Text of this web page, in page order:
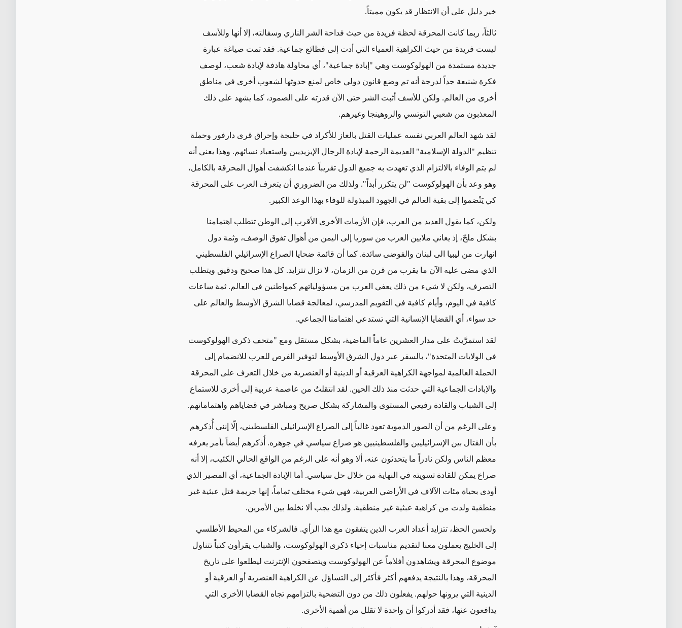
خير دليل على أن الانتظار قد يكون مميتاً.
ثالثاً، ربما كانت المحرقة لحظة فريدة من حيث فداحة الشر النازي وسفالته، إلا أنها وللأسف
ليست فريدة من حيث الكراهية العمياء التي أدت إلى فظائع جماعية. فقد تمت صياغة عبارة
جديدة مستمدة من الهولوكوست وهي "إبادة جماعية"، أي محاولة هادفة لإبادة شعب، لوصف
فكرة شنيعة جداً لدرجة أنه تم وضع قانون دولي خاص لمنع حدوثها لشعوب أخرى في مناطق
أخرى من العالم. ولكن للأسف أثبت الشر حتى الآن قدرته على الصمود،كما يشهد على ذلك
المعذبون من شعبي التوتسي والروهينجا وغيرهم.
لقد شهد العالم العربي نفسه عمليات القتل بالغاز للأكراد في حلبجة وإحراق قرى دارفور وحملة
تنظيم "الدولة الإسلامية" العديمة الرحمة لإبادة الرجال الإيزيديين واستعباد نسائهم. وهذا يعني أنه
لم يتم الوفاء بالالتزام الذي تعهدت به جميع الدول تقريباً عندما انكشفت أهوال المحرقة بالكامل،
وهو وعد بأن الهولوكوست "لن يتكرر أبداً". ولذلك من الضروري أن يتعرف العرب على المحرقة
كي يَنْضموا إلى بقية العالم في الجهود المبذولة للوفاء بهذا الوعد الكبير.
ولكن،كما يقول العديد من العرب، فإن الأزمات الأخرى الأقرب إلى الوطن تتطلب اهتمامنا
بشكل ملحّ، إذ يعاني ملايين العرب من سوريا إلى اليمن من أهوال تفوق الوصف، وثمة دول
انهارت من ليبيا الى لبنان والفوضى سائدة. كما أن قائمة ضحايا الصراع الإسرائيلي الفلسطيني
الذي مضى عليه الآن ما يقرب من قرن من الزمان، لا تزال تتزايد. كل هذا صحيح ودقيق ويتطلب
التصرف، ولكن لا شيء من ذلك يعفي العرب من مسؤولياتهم كمواطنين في العالم. ثمة ساعات
كافية في اليوم، وأيام كافية في التقويم المدرسي، لمعالجة قضايا الشرق الأوسط والعالم على
حد سواء، أي القضايا الإنسانية التي تستدعي اهتمامنا الجماعي.
لقد استمرَّيتُ على مدار العشرين عاماً الماضية، بشكل مستقل ومع "متحفذكرى الهولوكوست
في الولايات المتحدة"، بالسفر عبردول الشرق الأوسط لتوفير الفرص للعرب للانضمام إلى
الحملة العالمية لمواجهة الكراهية العرقية أو الدينية أو العنصرية من خلال التعرف على المحرقة
والإبادات الجماعية التي حدثت منذ ذلك الحين. لقد انتقلتُ من عاصمة عربية إلى أخرى للاستماع
إلى الشباب والقادة رفيعي المستوى والمشاركة بشكل صريح ومباشر في قضاياهم واهتماماتهم.
وعلى الرغم من أن الصور الدموية تعود غالباً إلى الصراع الإسرائيلي الفلسطيني، إلّا إنني أُذكرهم
بأن القتال بين الإسرائيليين والفلسطينيين هو صراع سياسي في جوهره. أُذكرهم أيضاً بأمر يعرفه
معظم الناس ولكن نادراً ما يتحدثون عنه، ألا وهو أنه على الرغم من الواقع الحالي الكئيب، إلا أنه
صراع يمكن للقادة تسويته في النهاية من خلال حل سياسي. أما الإبادة الجماعية، أي المصير الذي
أودى بحياة مئات الآلاف في الأراضي العربية، فهي شيء مختلف تماماً، إنها جريمة قتل عبثية غير
منطقية ولدت من كراهية عبثية غير منطقية. ولذلك يجب ألا نخلط بين الأمرين.
ولحسن الحظ، تتزايد أعداد العرب الذين يتفقون مع هذا الرأي. فالشركاء من المحيط الأطلسي
إلى الخليج يعملون معنا لتقديم مناسبات إحياء ذكرى الهولوكوست، والشباب يقرأون كتباً تتناول
موضوع المحرقة ويشاهدون أفلاماً عن الهولوكوست ويتصفحون الإنترنت ليطلعوا على تاريخ
المحرقة، وهذا بالنتيجة يدفعهم أكثر فأكثر إلى التساؤل عن الكراهية العنصرية أو العرقية أو
الدينية التي يرونها حولهم. يفعلون ذلك من دون التضحية بالتزامهم تجاه القضايا الأخرى التي
يدافعون عنها، فقد أدركوا أن واحدة لا تقلل من أهمية الأخرى.